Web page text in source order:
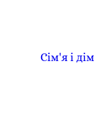
Сім'я і дім